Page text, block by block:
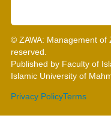
© ZAWA: Management
reserved.
Published by Faculty of
Islamic University of
Privacy PolicyTerms